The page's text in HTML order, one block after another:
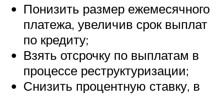
Понизить размер ежемесячного
платежа, увеличив срок выплат
по кредиту;
Взять отсрочку по выплатам в
процессе реструктуризации;
Снизить процентную ставку, в